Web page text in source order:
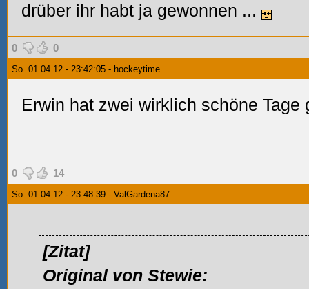
drüber ihr habt ja gewonnen ...
0 0
So. 01.04.12 - 23:42:05 - hockeytime
Erwin hat zwei wirklich schöne Tage
0 14
So. 01.04.12 - 23:48:39 - ValGardena87
[Zitat]
Original von Stewie: